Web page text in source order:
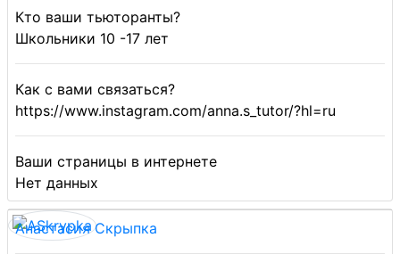
Кто ваши тьюторанты?
Школьники 10 -17 лет
Как с вами связаться?
https://www.instagram.com/anna.s_tutor/?hl=ru
Ваши страницы в интернете
Нет данных
Анастасия Скрыпка